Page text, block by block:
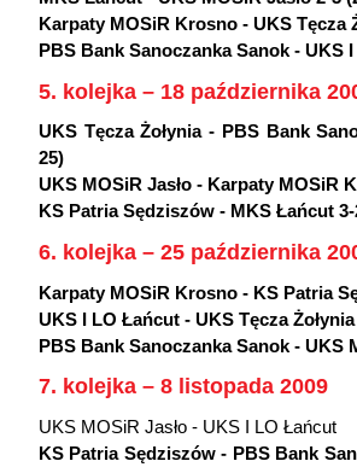
Karpaty MOSiR Krosno - UKS Tęcza
PBS Bank Sanoczanka Sanok - UKS
5. kolejka – 18 października
UKS Tęcza Żołynia - PBS Bank
25)
UKS MOSiR Jasło - Karpaty MOSiR
KS Patria Sędziszów - MKS Łańcut 3-
6. kolejka – 25 października
Karpaty MOSiR Krosno - KS Patria
UKS I LO Łańcut - UKS Tęcza Żołynia
PBS Bank Sanoczanka Sanok - UKS
7. kolejka – 8 listopada 2009
UKS MOSiR Jasło - UKS I LO Łańcut
KS Patria Sędziszów - PBS Bank